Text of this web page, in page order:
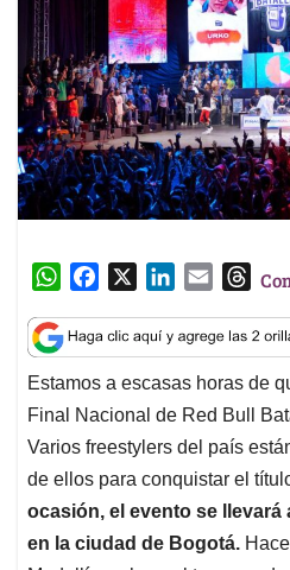
W
a
t
s
A
p
p
c
e
b
o
o
k
n
k
e
d
I
n
a
i
l
T
r
e
a
d
s
Estamos a escasas horas de
Final Nacional de Red Bull
Varios freestylers del país
de ellos para conquistar el
ocasión, el evento se llevará
en la ciudad de Bogotá.